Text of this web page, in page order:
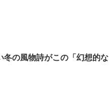
冬の風物詩がこの「幻想的な